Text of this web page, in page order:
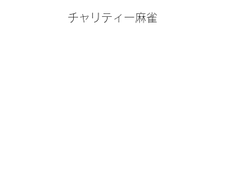
チャリティー麻雀